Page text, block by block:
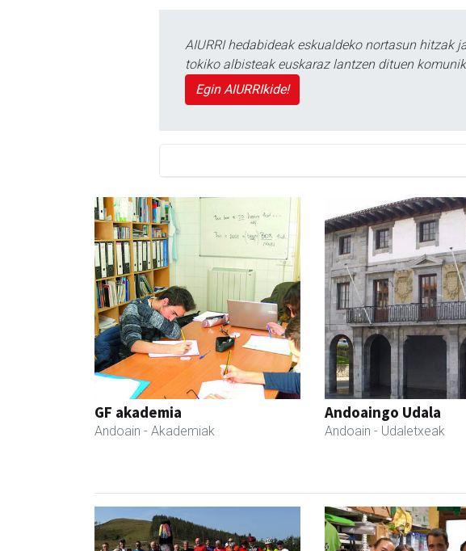
AIURRI hedabideak eskualdeko nortasun hitzak
tokiko albisteak euskaraz lantzen dituen
Egin AIURRIkide!
GF akademia
Andoain - Akademiak
Andoaingo Udala
Andoain - Udaletxeak